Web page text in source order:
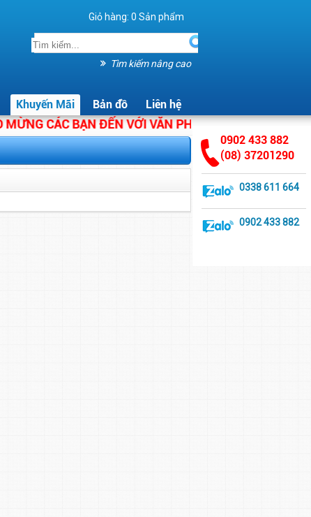
Giỏ hàng: 0 Sản phẩm
Tìm kiếm nâng cao
Khuyến Mãi Bản đồ Liên hệ
CÁC BẠN ĐẾN VỚI VĂN PHÒNG PHẨM ÁNH
0902 433 882
(08) 37201290
0338 611 664
0902 433 882